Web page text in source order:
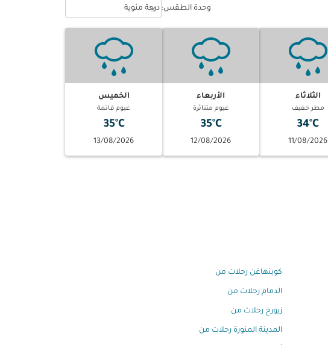
وحدة الطقس: Weather unit option درجة مئوية Selected
درجة مئوية
keyboard_arrow_down
الثلاثاء
مطر خفيف
34°C
11/08/2026
الأربعاء
غيوم متناثرة
35°C
12/08/2026
الخميس
غيوم قاتمة
35°C
13/08/2026
كوبنهاغن رحلات من
الدمام رحلات من
زيورخ رحلات من
المدينة المنورة رحلات من